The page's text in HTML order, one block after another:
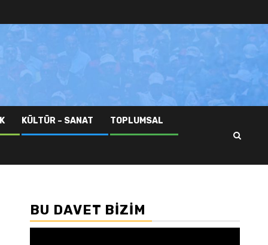
KÜLTÜR – SANAT TOPLUMSAL
BU DAVET BIZIM